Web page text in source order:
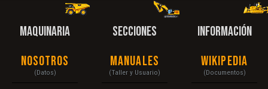
MAQUINARIA
Nosotros
(Datos)
SECCIONES
Manuales
(Taller y Usuario)
INFORMACIÓN
Wikipedia
(Documentos)